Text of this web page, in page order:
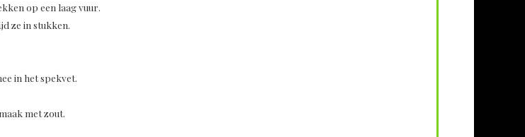
op een laag vuur.
ze in stukken.
in het spekvet.
met zout.